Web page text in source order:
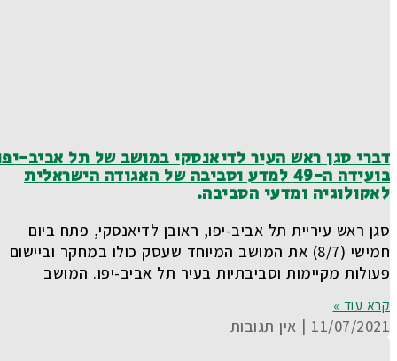
דברי סגן ראש העיר לדיאנסקי במושב של תל אביב-יפו
בועידה ה-49 למדע וסביבה של האגודה הישראלית
לאקולוגיה ומדעי הסביבה.
סגן ראש עיריית תל אביב-יפו, ראובן לדיאנסקי, פתח ביום
חמישי (8/7) את המושב המיוחד שעסק כולו במחקר וביישום
פעולות מקיימות וסביבתיות בעיר תל אביב-יפו. המושב
קרא עוד »
11/07/2021 אין תגובות